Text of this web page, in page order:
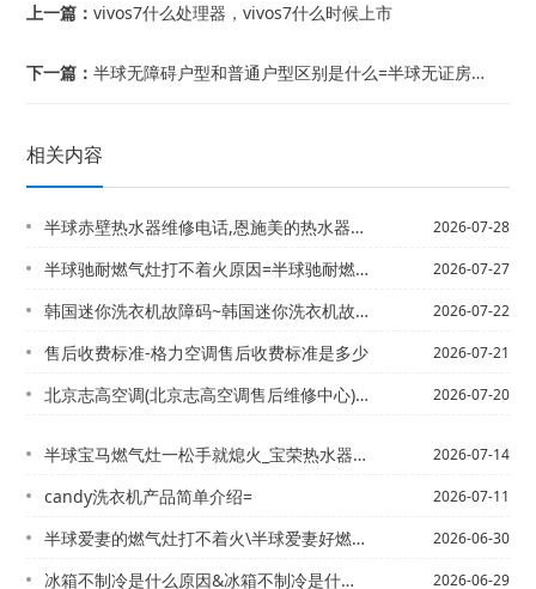
上一篇：vivos7什么处理器，vivos7什么时候上市
下一篇：半球无障碍户型和普通户型区别是什么=半球无证房子能申请电表吗
相关内容
半球赤壁热水器维修电话,恩施美的热水器售后电话-赤壁修热水器电话,热水器坏了找谁... 2026-07-28
半球驰耐燃气灶打不着火原因=半球驰耐燃气灶点不着火原因 2026-07-27
韩国迷你洗衣机故障码~韩国迷你洗衣机故障码已更新 2026-07-22
售后收费标准-格力空调售后收费标准是多少 2026-07-21
北京志高空调(北京志高空调售后维修中心)/北京中央空调(北京中央空调安装) 2026-07-20
半球宝马燃气灶一松手就熄火_宝荣热水器电话,宝荣大众铁山路店电话 2026-07-14
candy洗衣机产品简单介绍= 2026-07-11
半球爱妻的燃气灶打不着火\半球爱妻好燃气灶打不着火 2026-06-30
冰箱不制冷是什么原因&冰箱不制冷是什么原因？ 小编说明冰箱不制冷原因 2026-06-29